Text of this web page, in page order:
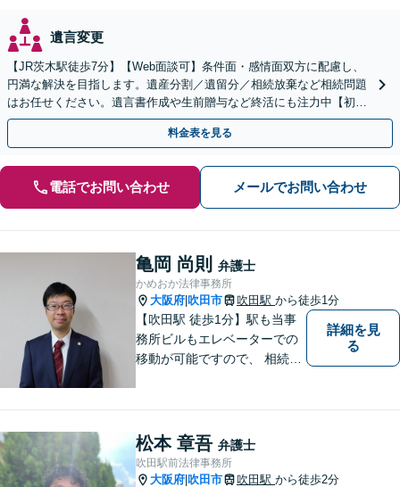
遺言変更
【JR茨木駅徒歩7分】【Web面談可】条件面・感情面双方に配慮し、
円満な解決を目指します。遺産分割／遺留分／相続放棄など相続問題
はお任せください。遺言書作成や生前贈与など終活にも注力中【初回
相談無料】負債や土地・建物が含まれる相続にも対応
料金表を見る
電話でお問い合わせ メールでお問い合わせ
亀岡 尚則 弁護士
かめおか法律事務所
大阪府 吹田市 吹田駅 から徒歩1分
【吹田駅 徒歩1分】駅も当事
務所ビルもエレベーターでの
移動が可能ですので、 相続の
あれば出張相談にも応じてお
りますのでお気軽にご相談く
ださい。
詳細を見
る
松本 章吾 弁護士
吹田駅前法律事務所
大阪府 吹田市 吹田駅 から徒歩2分